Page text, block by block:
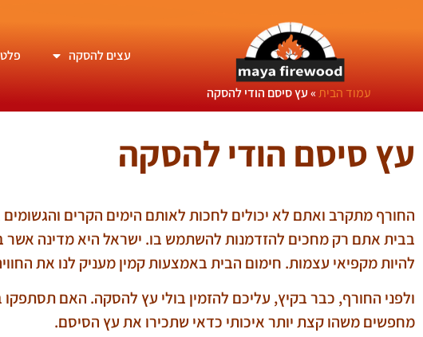
עמוד הבית»עץ סיסם הודי להסקה
עצים להסקה
עץ סיסם הודי להסקה
החורף מתקרב ואתם לא יכולים לחכות לאותם הימים הקרים
בבית אתם רק מחכים להזדמנות להשתמש בו. ישראל היא מדינה אשר
להיות מקפיאי עצמות. חימום הבית באמצעות קמין מעניק לנו את
ולפני החורף, כבר בקיץ, עליכם להזמין בולי עץ להסקה. האם
מחפשים משהו קצת יותר איכותי כדאי שתכירו את עץ הסיסם.